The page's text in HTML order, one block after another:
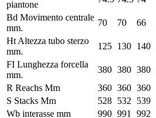
piantone
Bd Movimento centrale
mm.
70 70 66
Ht Altezza tubo sterzo
mm.
125 130 140
FI Lunghezza forcella
mm.
380 380 380
R Reachs Mm
360 360 360
S Stacks Mm
528 532 539
Wb interasse mm
990 991 992